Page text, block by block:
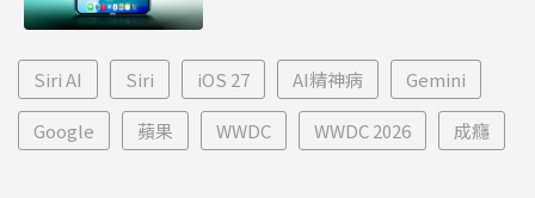
Siri AI Siri iOS 27 AI精神病 Gemini
Google 蘋果 WWDC WWDC 2026 成癮